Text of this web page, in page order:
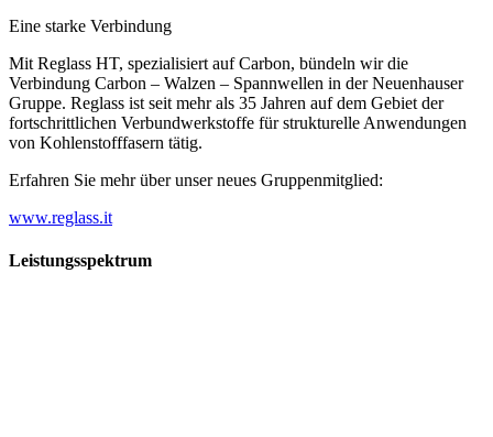
Eine starke Verbindung
Mit Reglass HT, spezialisiert auf Carbon, bündeln wir die
Verbindung Carbon – Walzen – Spannwellen in der Neuenhauser
Gruppe. Reglass ist seit mehr als 35 Jahren auf dem Gebiet der
fortschrittlichen Verbundwerkstoffe für strukturelle Anwendungen
von Kohlenstofffasern tätig.
Erfahren Sie mehr über unser neues Gruppenmitglied:
www.reglass.it
Leistungsspektrum